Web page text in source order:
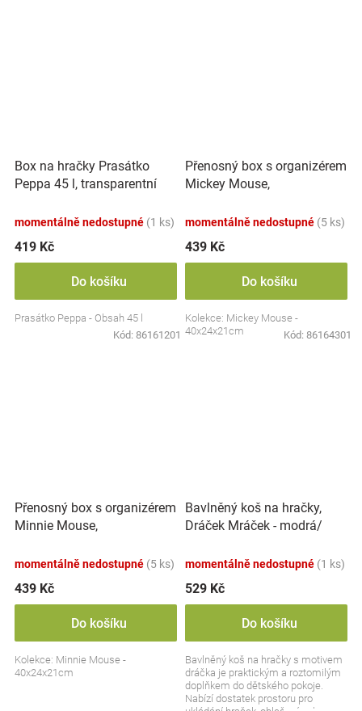
Box na hračky Prasátko
Peppa 45 l, transparentní
momentálně nedostupné (1 ks)
419 Kč
Do košíku
Prasátko Peppa - Obsah 45 l
Kód: 86161201
Přenosný box s organizérem
Mickey Mouse,
momentálně nedostupné (5 ks)
439 Kč
Do košíku
Kolekce: Mickey Mouse -
40x24x21cm
Kód: 86164301
Přenosný box s organizérem
Minnie Mouse,
růžová
momentálně nedostupné (5 ks)
439 Kč
Do košíku
Kolekce: Minnie Mouse -
40x24x21cm
Bavlněný koš na hračky,
Dráček Mráček - modrá/
momentálně nedostupné (1 ks)
529 Kč
Do košíku
Bavlněný koš na hračky s motivem
dráčka je praktickým a roztomilým
doplňkem do dětského pokoje.
Nabízí dostatek prostoru pro